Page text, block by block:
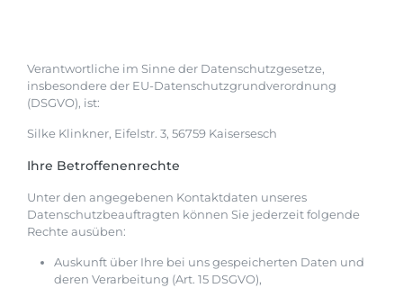
Verantwortliche im Sinne der Datenschutzgesetze,
insbesondere der EU-Datenschutzgrundverordnung
(DSGVO), ist:
Silke Klinkner, Eifelstr. 3, 56759 Kaisersesch
Ihre Betroffenenrechte
Unter den angegebenen Kontaktdaten unseres
Datenschutzbeauftragten können Sie jederzeit folgende
Rechte ausüben:
Auskunft über Ihre bei uns gespeicherten Daten und
deren Verarbeitung (Art. 15 DSGVO),